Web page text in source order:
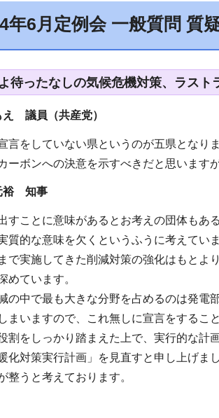
年6月定例会 一般質問 質
待ったなしの気候危機対策、ラス
議員（共産党）
言をしていない県というのが五県となり
ーボンへの決意を示すべきだと思います
裕 知事
すことに意味があるとお考えの団体もあ
質的な意味を欠くというふうに考えていま
で実施してきた削減対策の強化はもとよ
めています。
の中で最も大きな分野を占めるのは発電
まいますので、これ無しに宣言をする
割をしっかり踏まえた上で、実行的な計
化対策実行計画」を見直すと申し上げま
整うと考えております。